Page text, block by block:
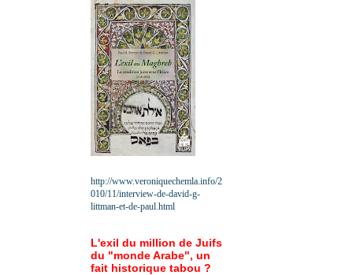
http://www.veroniquechemla.info/2
010/11/interview-de-david-g-
littman-et-de-paul.html
L'exil du million de Juifs
du "monde Arabe", un
fait historique tabou ?